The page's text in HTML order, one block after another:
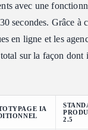
avec une
secondes. Grâce à
en ligne et les
sur la façon dont
IA
2.5